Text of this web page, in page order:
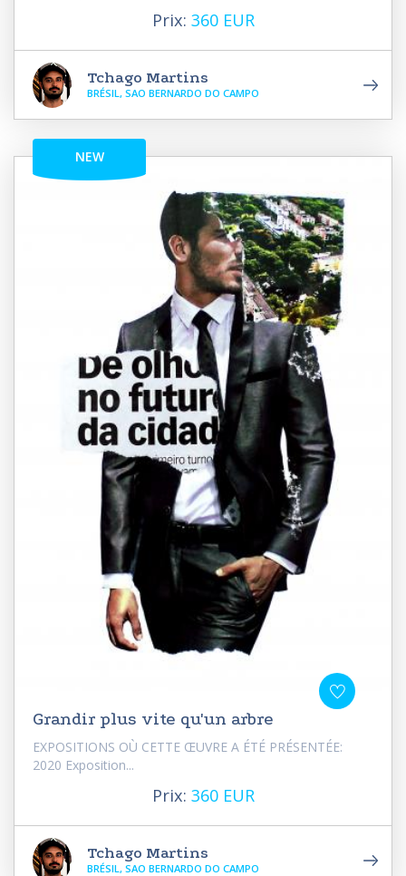
Prix: 360 EUR
Tchago Martins
BRÉSIL, SAO BERNARDO DO CAMPO
NEW
Grandir plus vite qu'un arbre
EXPOSITIONS OÙ CETTE ŒUVRE A ÉTÉ PRÉSENTÉE:
2020 Exposition...
Prix: 360 EUR
Tchago Martins
BRÉSIL, SAO BERNARDO DO CAMPO